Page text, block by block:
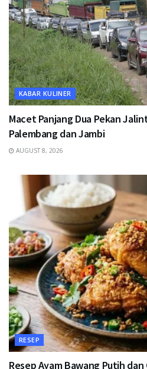
KABAR KULINER
Macet Panjang Dua Pekan
Palembang dan Jambi
AUGUST 8, 2026
RESEP
Resep Ayam Bawang Putih